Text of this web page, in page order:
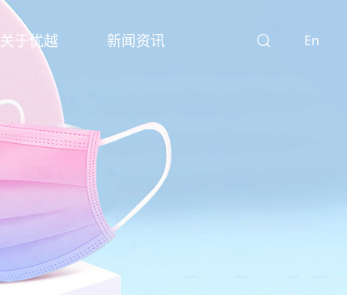
En
关于优越 新闻资讯